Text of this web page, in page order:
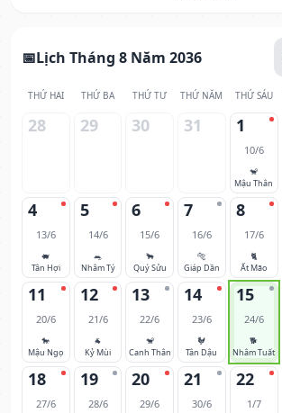
Lịch Tháng 8 Năm 2036
THỨ HAI THỨ BA THỨ TƯ THỨ NĂM THỨ SÁU
28 29 30 31 1
10/6
🐒
Mậu Thân
4
13/6
🐖
Tân Hợi
5
14/6
🐀
Nhâm Tý
6
15/6
🐂
Quý Sửu
7
16/6
🐅
Giáp Dần
8
17/6
🐈
Ất Mão
11
20/6
🐎
Mậu Ngọ
12
21/6
🐐
Kỷ Mùi
13
22/6
🐒
Canh Thân
14
23/6
🐓
Tân Dậu
15
24/6
🐕
Nhâm Tuất
18
27/6
19
28/6
20
29/6
21
30/6
22
1/7